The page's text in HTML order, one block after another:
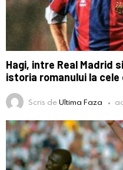
Hagi, intre Real Madrid
istoria romanului la cele
Scris deUltima Faza